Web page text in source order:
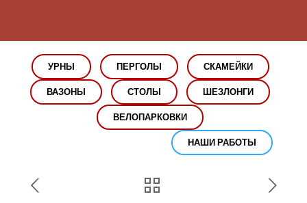
УРНЫ ПЕРГОЛЫ
СКАМЕЙКИ
ВАЗОНЫ
СТОЛЫ
ШЕЗЛОНГИ
ВЕЛОПАРКОВКИ
НАШИ РАБОТЫ